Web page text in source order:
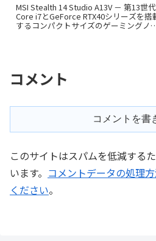
MSI Stealth 14 Studio A13V － 第13世
Core i7とGeForce RTX40シリーズを搭
するコンパクトサイズのゲーミングノ
コメント
コメントを書
このサイトはスパムを低減する
います。 コメントデータの処理
ください。